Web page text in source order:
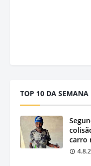
TOP 10 DA SEMANA
carro